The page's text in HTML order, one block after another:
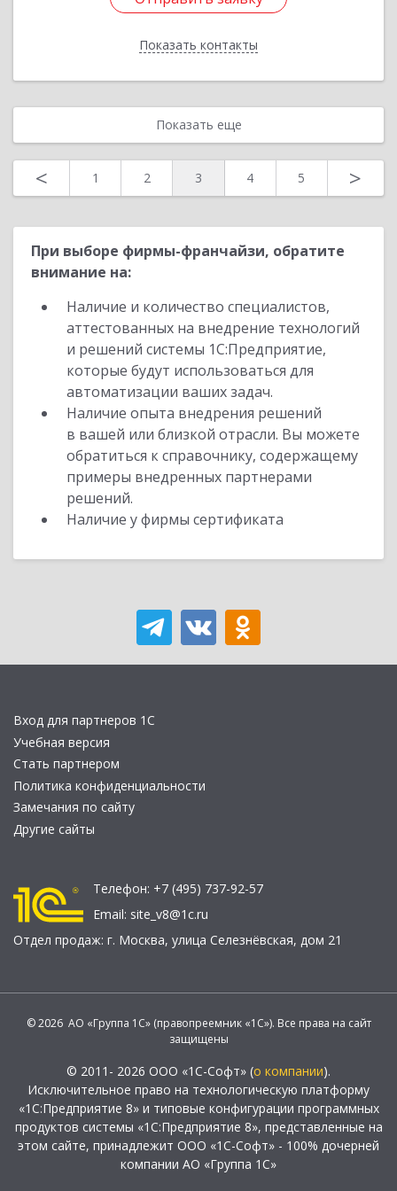
Показать контакты
Назад
Показать еще
< 1 2 3 4 5 >
При выборе фирмы-франчайзи, обратите
внимание на:
Наличие и количество специалистов,
аттестованных на внедрение технологий
и решений системы 1С:Предприятие,
которые будут использоваться для
автоматизации ваших задач.
Наличие опыта внедрения решений
в вашей или близкой отрасли. Вы можете
обратиться к справочнику, содержащему
примеры внедренных партнерами
решений.
Наличие у фирмы сертификата
Вход для партнеров 1С
Учебная версия
Стать партнером
Политика конфиденциальности
Замечания по сайту
Другие сайты
Телефон: +7 (495) 737-92-57
Email: site_v8@1c.ru
Отдел продаж: г. Москва, улица Селезнёвская, дом 21
© 2026 АО «Группа 1С» (правопреемник «1С»). Все права на сайт
защищены
© 2011- 2026 ООО «1С-Софт» (о компании).
Исключительное право на технологическую платформу
«1С:Предприятие 8» и типовые конфигурации программных
продуктов системы «1С:Предприятие 8», представленные на
этом сайте, принадлежит ООО «1С-Софт» - 100% дочерней
компании АО «Группа 1С»